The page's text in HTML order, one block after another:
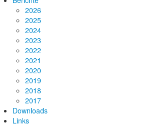
2026
2025
2024
2023
2022
2021
2020
2019
2018
2017
Downloads
Links